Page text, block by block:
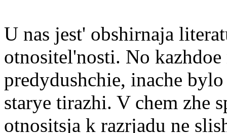
U nas jest' obshirnaja
otnositel'nosti. No
predydushchie, inache
starye tirazhi. V chem zhe
otnositsja k razrjadu ne